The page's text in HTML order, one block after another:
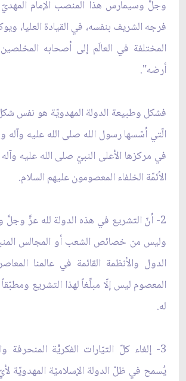
وجلَّ وسيمارس هذا المنصب الإمام
فرجه الشريف بنفسه، في القيادة العليا،
المختلفة في العالَم إلى أصحابه
أرضه".
فشكل وطبيعة الدولة المهدويّة هو نفس
الّتي أسّسها رسول الله صلى الله عليه وآله
في مركزها الأعلى النبيّ صلى الله عليه
الأئمّة الخلفاء المعصومون عليهم السلام.
2- أنّ التشريع في هذه الدولة لله عزَّ
وليس من خصائص الشعب أو المجالس
الدول والأنظمة القائمة في عالمنا
المعصوم ليس إلّا مبلِّغاً لهذا التشريع
له.
3- إلغاء كلّ التيّارات الفكريّّة المنحرفة
يُسمح في ظلّ الدولة الإسلاميّة المهدويّة